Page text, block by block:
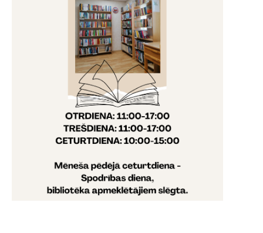
Darba pārskati
Krājuma komplektēšanas koncepcija